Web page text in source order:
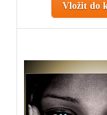
Vložit do